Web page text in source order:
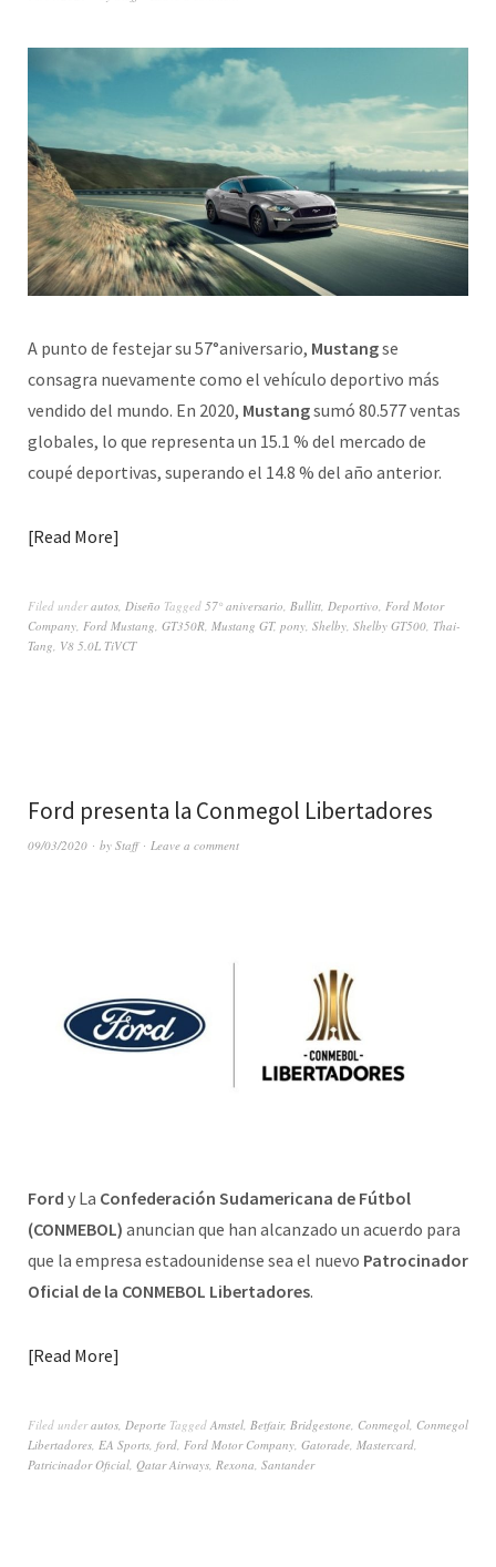
A punto de festejar su 57°aniversario, Mustangse
consagra nuevamente como el vehículo deportivo más
vendido del mundo. En 2020, Mustangsumó 80.577 ventas
globales, lo que representa un 15.1 % del mercado de
coupé deportivas, superando el 14.8 % del año anterior.
Read More
Filed underautos Diseño Tagged 57° aniversario Bullitt Deportivo Ford Motor
Company Ford Mustang GT350R Mustang GT, pony Shelby Shelby GT500 Thai-
Tang V8 5.0L TiVCT
Ford presenta la Conmegol Libertadores
09/03/2020 by Staff Leave a comment
Ford y La Confederación Sudamericana de Fútbol
(CONMEBOL) anuncian que han alcanzado un acuerdo para
que la empresa estadounidense sea el nuevo Patrocinador
Oficial de la CONMEBOL Libertadores.
Read More
Filed underautos Deporte Tagged Amstel Betfair, Bridgestone Conmegol Conmegol
Libertadores EA Sports ford Ford Motor Company Gatorade Mastercard
Patricinador Oficial Qatar Airways Rexona Santander